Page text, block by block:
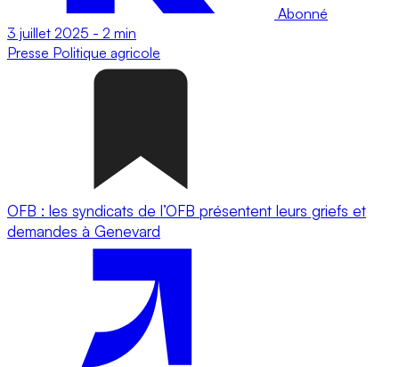
Abonné
3 juillet 2025 - 2 min
Presse Politique agricole
OFB : les syndicats de l’OFB présentent leurs griefs et
demandes à Genevard